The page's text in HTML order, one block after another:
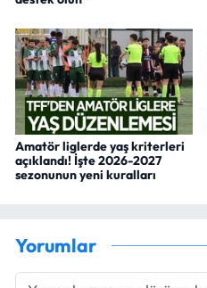
Amatör liglerde yaş kriterleri
açıklandı! İşte 2026-2027
sezonunun yeni kuralları
Yorumlar